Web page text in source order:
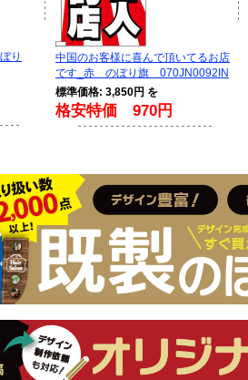
り
中国のお客様に喜んで頂いてるお店
です_赤 のぼり旗 070JN0092IN
標準価格: 3,850円 を
格安特価 970円